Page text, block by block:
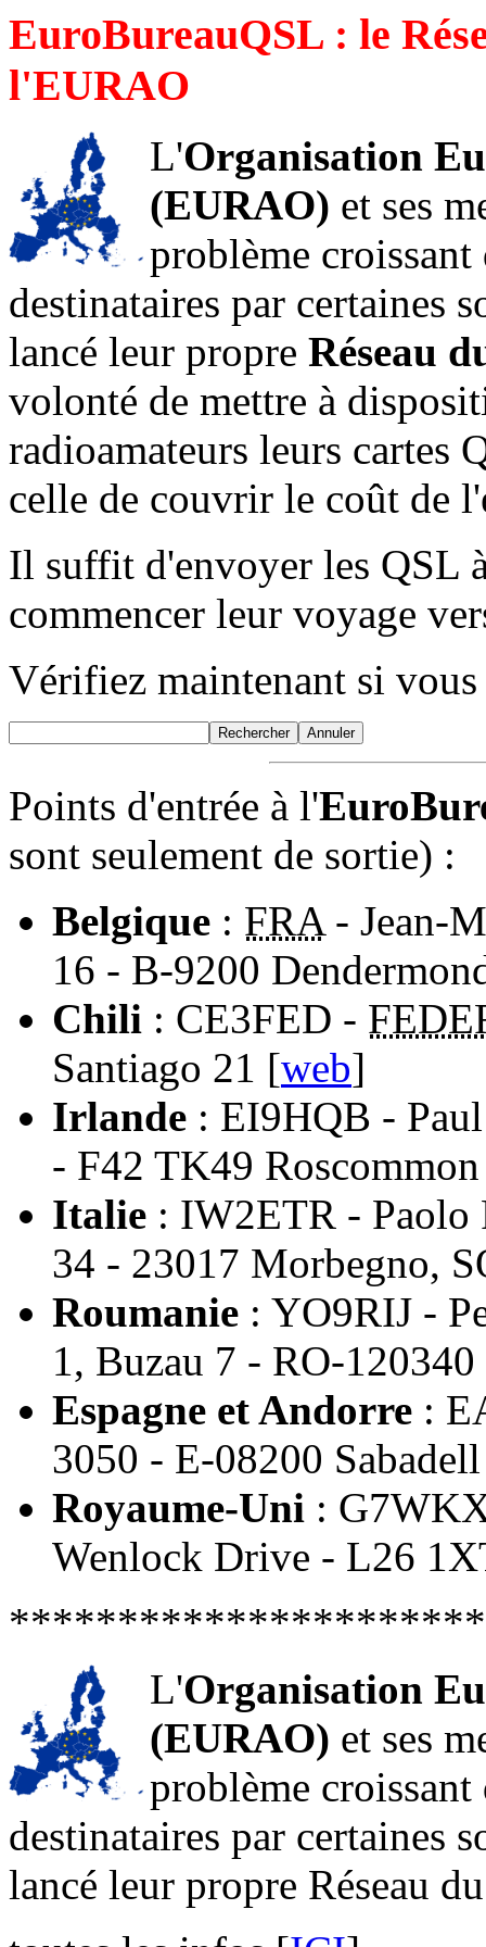
EuroBureauQSL : le
l'EURAO
L'Organisation
(EURAO) et ses
problème
destinataires par certaines
lancé leur propre Réseau
volonté de mettre à
radioamateurs leurs cartes
celle de couvrir le coût de
Il suffit d'envoyer les QSL
commencer leur voyage
Vérifiez maintenant si vous
Points d'entrée à l'
sont seulement de sortie) :
Belgique : FRA- Jean-
16 - B-9200
Chili : CE3FED -
Santiago 21 [web]
Irlande : EI9HQB -
- F42 TK49
Italie : IW2ETR -
34 - 23017 Morbegno,
Roumanie : YO9RIJ -
1, Buzau 7 - RO-120340
Espagne et Andorre :
3050 - E-08200
Royaume-Uni :
Wenlock Drive - L26
L'Organisation
(EURAO) et ses
problème
destinataires par certaines
lancé leur propre Réseau